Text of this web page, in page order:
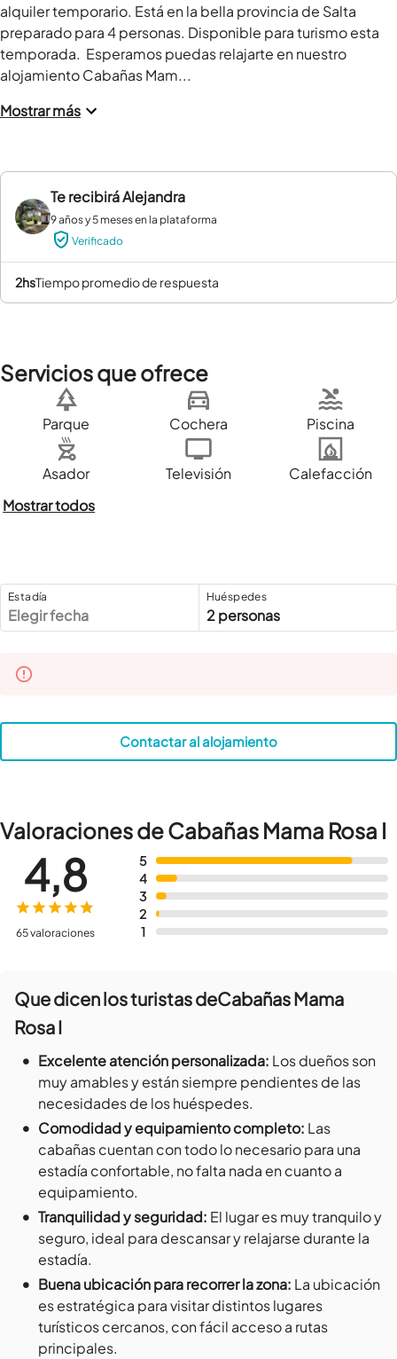
alquiler temporario. Está en la bella provincia de Salta
preparado para 4 personas. Disponible para turismo esta
temporada.  Esperamos puedas relajarte en nuestro
alojamiento Cabañas Mam...
Mostrar más
Te recibiráAlejandra
9 años y 5 meses en la plataforma
Verificado
2hs tiempo promedio de respuesta
Servicios que ofrece
Parque Cochera Piscina
Asador Televisión
Calefacción
Mostrar todos
Estadía
Elegir fecha
Huéspedes
2 personas
Contactar al alojamiento
Valoraciones de Cabañas Mama Rosa I
5
4
3
2
1
4,8
65 valoraciones
Que dicen los turistas deCabañas Mama
Rosa I
• Excelente atención personalizada: Los dueños son
muy amables y están siempre pendientes de las
necesidades de los huéspedes.
• Comodidad y equipamiento completo: Las
cabañas cuentan con todo lo necesario para una
estadía confortable, no falta nada en cuanto a
equipamiento.
• Tranquilidad y seguridad: El lugar es muy tranquilo y
seguro, ideal para descansar y relajarse durante la
estadía.
• Buena ubicación para recorrer la zona: La ubicación
es estratégica para visitar distintos lugares
turísticos cercanos, con fácil acceso a rutas
principales.